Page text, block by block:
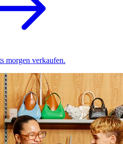
morgen verkaufen.